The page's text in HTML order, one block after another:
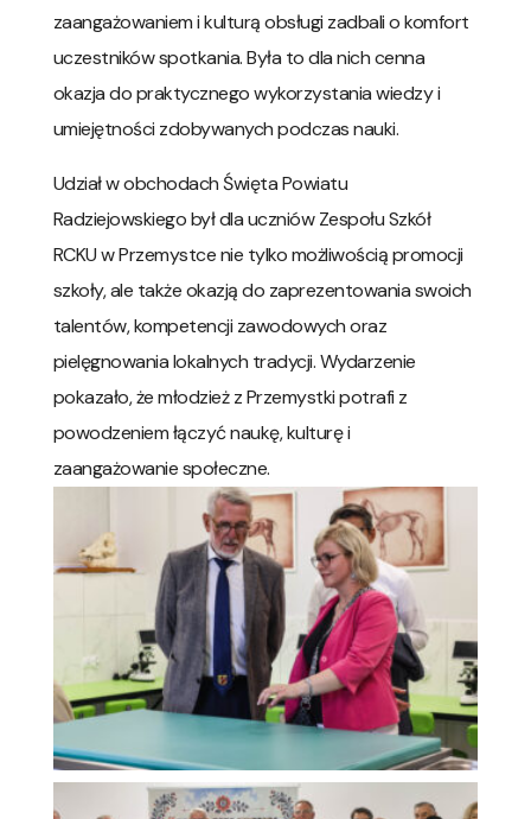
zaangażowaniem i kulturą obsługi zadbali o komfort
uczestników spotkania. Była to dla nich cenna
okazja do praktycznego wykorzystania wiedzy i
umiejętności zdobywanych podczas nauki.
Udział w obchodach Święta Powiatu
Radziejowskiego był dla uczniów Zespołu Szkół
RCKU w Przemystce nie tylko możliwością promocji
szkoły, ale także okazją do zaprezentowania swoich
talentów, kompetencji zawodowych oraz
pielęgnowania lokalnych tradycji. Wydarzenie
pokazało, że młodzież z Przemystki potrafi z
powodzeniem łączyć naukę, kulturę i
zaangażowanie społeczne.